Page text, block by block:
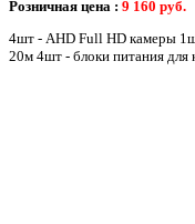
Розничная цена : 9 160 руб.
4шт - AHD Full HD камеры
20м 4шт - блоки питания для